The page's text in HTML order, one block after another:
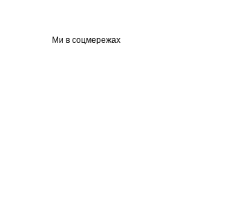
Ми в соцмережах